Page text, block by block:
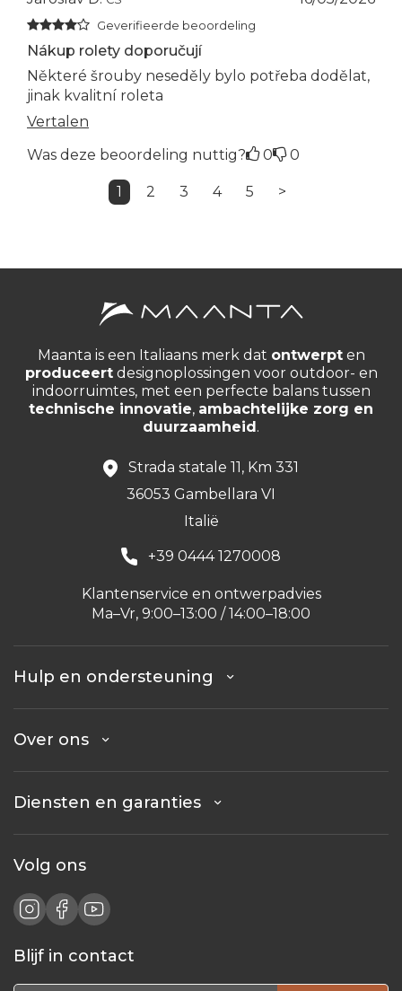
Geverifieerde beoordeling
Nákup rolety doporučují
Některé šrouby neseděly bylo potřeba dodělat,
jinak kvalitní roleta
Vertalen
Was deze beoordeling nuttig?
0 0
1 2 3 4 5 >
Maanta is een Italiaans merk dat ontwerpten
produceertdesignoplossingen voor outdoor- en
indoorruimtes, met een perfecte balans tussen
technische innovatie, ambachtelijke zorg en
duurzaamheid.
Strada statale 11, Km 331
36053 Gambellara VI
Italië
+39 0444 1270008
Klantenservice en ontwerpadvies
Ma–Vr, 9:00–13:00 / 14:00–18:00
Hulp en ondersteuning
Over ons
Diensten en garanties
Volg ons
Blijf in contact